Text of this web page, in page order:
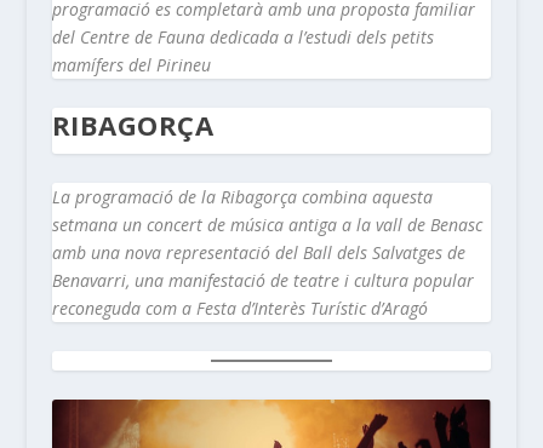
programació es completarà amb una proposta familiar
del Centre de Fauna dedicada a l’estudi dels petits
mamífers del Pirineu
RIBAGORÇA
La programació de la Ribagorça combina aquesta
setmana un concert de música antiga a la vall de Benasc
amb una nova representació del Ball dels Salvatges de
Benavarri, una manifestació de teatre i cultura popular
reconeguda com a Festa d’Interès Turístic d’Aragó